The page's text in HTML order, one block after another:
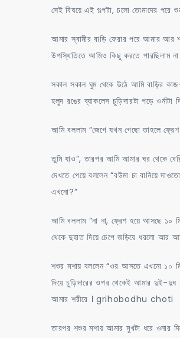
সেই বিষয়ে এই গল্পটা, চলো তোমাদের পরে
আমার স্বামীর বাড়ি ফেরার পরে আমার আর
উপস্থিতিতে আমিও কিছু করতে পারছিলাম না
সকাল সকাল ঘুম থেকে উঠে আমি বাড়ির
হলুদ রঙের ব্যাকলেস চুড়িদারটা পড়ে
আমি বললাম “জেগে যখন গেছো তাহলে ফ্রেশ
তুমি যাও”, তারপর আমি আমার ঘর থেকে
দেখতে পেয়ে বললেন “বউমা চা বানিয়ে
এখনো?”
আমি বললাম “না না, ফ্রেশ হয়ে আসছে ১০
থেকে দুহাত দিয়ে চেপে জড়িয়ে ধরলো আর
শশুর মশায় বললেন “ওর আসতে এখনো ১০
দিয়ে চুড়িদারের ওপর থেকেই আমার দুই-
আমার শরীরে । grihobodhu choti
তারপর শশুর মশায় আমার মুখটা ধরে ওনার